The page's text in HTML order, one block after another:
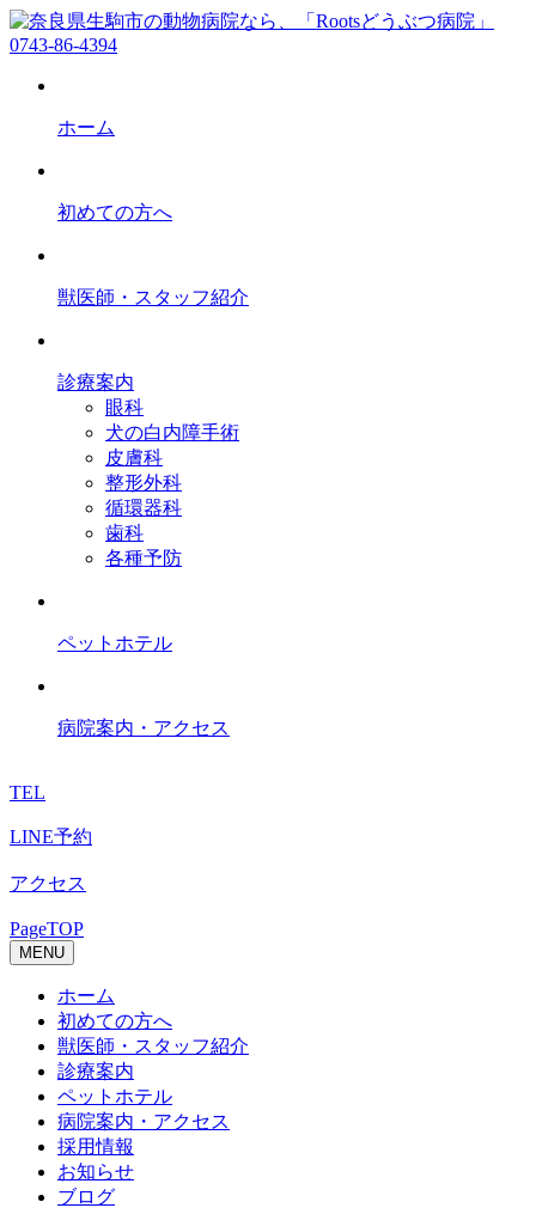
0743-86-4394
ホーム
初めての方へ
獣医師・スタッフ紹介
診療案内
眼科
犬の白内障手術
皮膚科
整形外科
循環器科
歯科
各種予防
ペットホテル
病院案内・アクセス
TEL
LINE予約
アクセス
PageTOP
MENU
ホーム
初めての方へ
獣医師・スタッフ紹介
診療案内
ペットホテル
病院案内・アクセス
採用情報
お知らせ
ブログ